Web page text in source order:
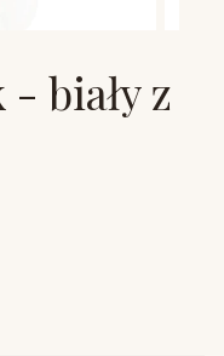
biały z